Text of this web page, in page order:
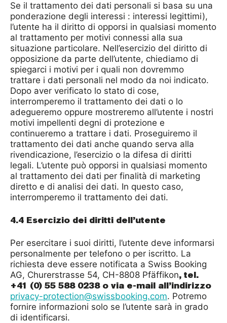
Se il trattamento dei dati personali si basa su una
ponderazione degli interessi : interessi legittimi),
l’utente ha il diritto di opporsi in qualsiasi momento
al trattamento per motivi connessi alla sua
situazione particolare. Nell’esercizio del diritto di
opposizione da parte dell’utente, chiediamo di
spiegarci i motivi per i quali non dovremmo
trattare i dati personali nel modo da noi indicato.
Dopo aver verificato lo stato di cose,
interromperemo il trattamento dei dati o lo
adegueremo oppure mostreremo all’utente i nostri
motivi impellenti degni di protezione e
continueremo a trattare i dati. Proseguiremo il
trattamento dei dati anche quando serva alla
rivendicazione, l’esercizio o la difesa di diritti
legali. L’utente può opporsi in qualsiasi momento
al trattamento dei dati per finalità di marketing
diretto e di analisi dei dati. In questo caso,
interromperemo il trattamento dei dati.
4.4 Esercizio dei diritti dell’utente
Per esercitare i suoi diritti, l’utente deve informarsi
personalmente per telefono o per iscritto. La
richiesta deve essere notificata a Swiss Booking
AG, Churerstrasse 54, CH-8808 Pfäffikon, tel.
+41 (0) 55 588 0238 o via e-mail all’indirizzo
privacy-protection@swissbooking.com. Potremo
fornire informazioni solo se l’utente sarà in grado
di identificarsi.